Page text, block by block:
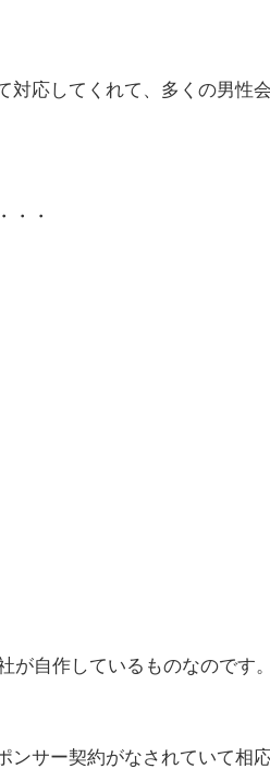
応してくれて、多くの男性
・・
自作しているものなのです。
サー契約がなされていて相